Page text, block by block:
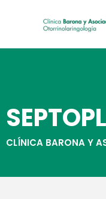
CLÍNICA BARONA Y